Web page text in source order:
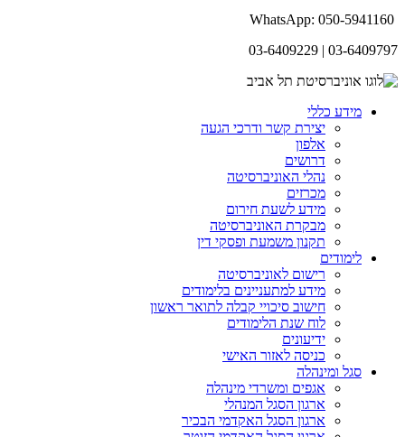
03-6409797 | 03-6409229
מידע כללי
יצירת קשר ודרכי הגעה
אלפון
דרושים
נהלי האוניברסיטה
מכרזים
מידע לשעת חירום
מבקרת האוניברסיטה
תקנון משמעת ופסקי דין
לימודים
רישום לאוניברסיטה
מידע למתעניינים בלימודים
חישוב סיכויי קבלה לתואר ראשון
לוח שנת הלימודים
ידיעונים
כניסה לאזור האישי
סגל ומינהלה
אגפים ומשרדי מינהלה
ארגון הסגל המנהלי
ארגון הסגל האקדמי הבכיר